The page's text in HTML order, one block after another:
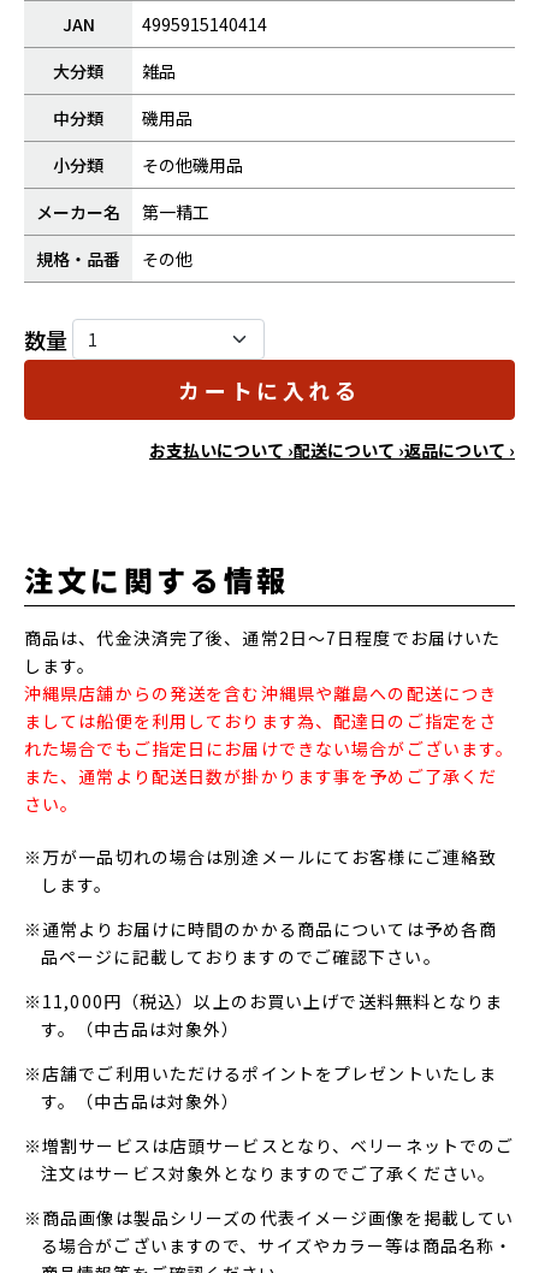
JAN
4995915140414
大分類
雑品
中分類
磯用品
小分類
その他磯用品
メーカー名
第一精工
規格・品番
その他
数量
カートに入れる
お支払いについて ›配送について ›返品について ›
注文に関する情報
商品は、代金決済完了後、通常2日～7日程度でお届けいた
します。
沖縄県店舗からの発送を含む沖縄県や離島への配送につき
ましては船便を利用しております為、配達日のご指定をさ
れた場合でもご指定日にお届けできない場合がございます。
また、通常より配送日数が掛かります事を予めご了承くだ
さい。
※万が一品切れの場合は別途メールにてお客様にご連絡致
します。
※通常よりお届けに時間のかかる商品については予め各商
品ページに記載しておりますのでご確認下さい。
※11,000円（税込）以上のお買い上げで送料無料となりま
す。（中古品は対象外）
※店舗でご利用いただけるポイントをプレゼントいたしま
す。（中古品は対象外）
※増割サービスは店頭サービスとなり、ベリーネットでのご
注文はサービス対象外となりますのでご了承ください。
※商品画像は製品シリーズの代表イメージ画像を掲載してい
る場合がございますので、サイズやカラー等は商品名称・